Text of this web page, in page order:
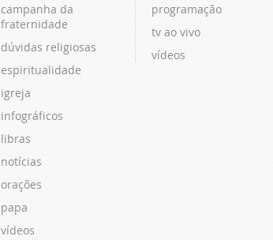
campanha da
fraternidade
dúvidas religiosas
espiritualidade
igreja
infográficos
libras
notícias
orações
papa
vídeos
programação
tv ao vivo
vídeos